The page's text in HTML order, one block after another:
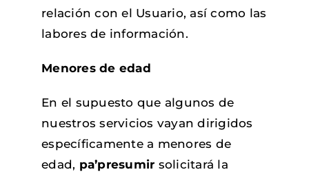
relación con el Usuario, así como las
labores de información.
Menores de edad
En el supuesto que algunos de
nuestros servicios vayan dirigidos
específicamente a menores de
edad, pa’presumir solicitará la